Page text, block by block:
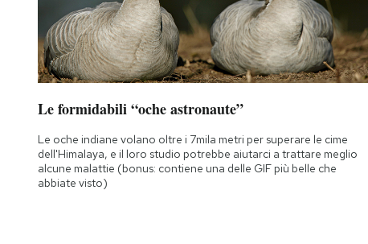
Regala il Post
Hai bisogno di aiuto?
Esci
Le formidabili “oche astronaute”
Le oche indiane volano oltre i 7mila metri per superare le cime
dell'Himalaya, e il loro studio potrebbe aiutarci a trattare meglio
alcune malattie (bonus: contiene una delle GIF più belle che
abbiate visto)